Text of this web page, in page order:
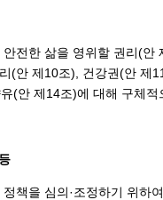
전한 삶을 영위할 권리(
(안 제10조), 건강권(안 제
(안 제14조)에 대해 구체
책을 심의·조정하기 위